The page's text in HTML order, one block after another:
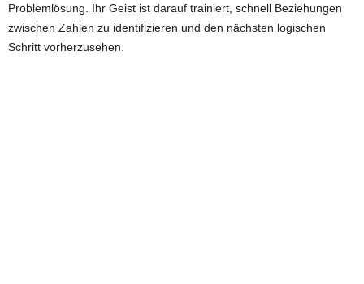
Problemlösung. Ihr Geist ist darauf trainiert, schnell Beziehungen
zwischen Zahlen zu identifizieren und den nächsten logischen
Schritt vorherzusehen.